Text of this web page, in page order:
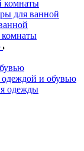
комнаты
для ванной
одеждой и обувью
одежды